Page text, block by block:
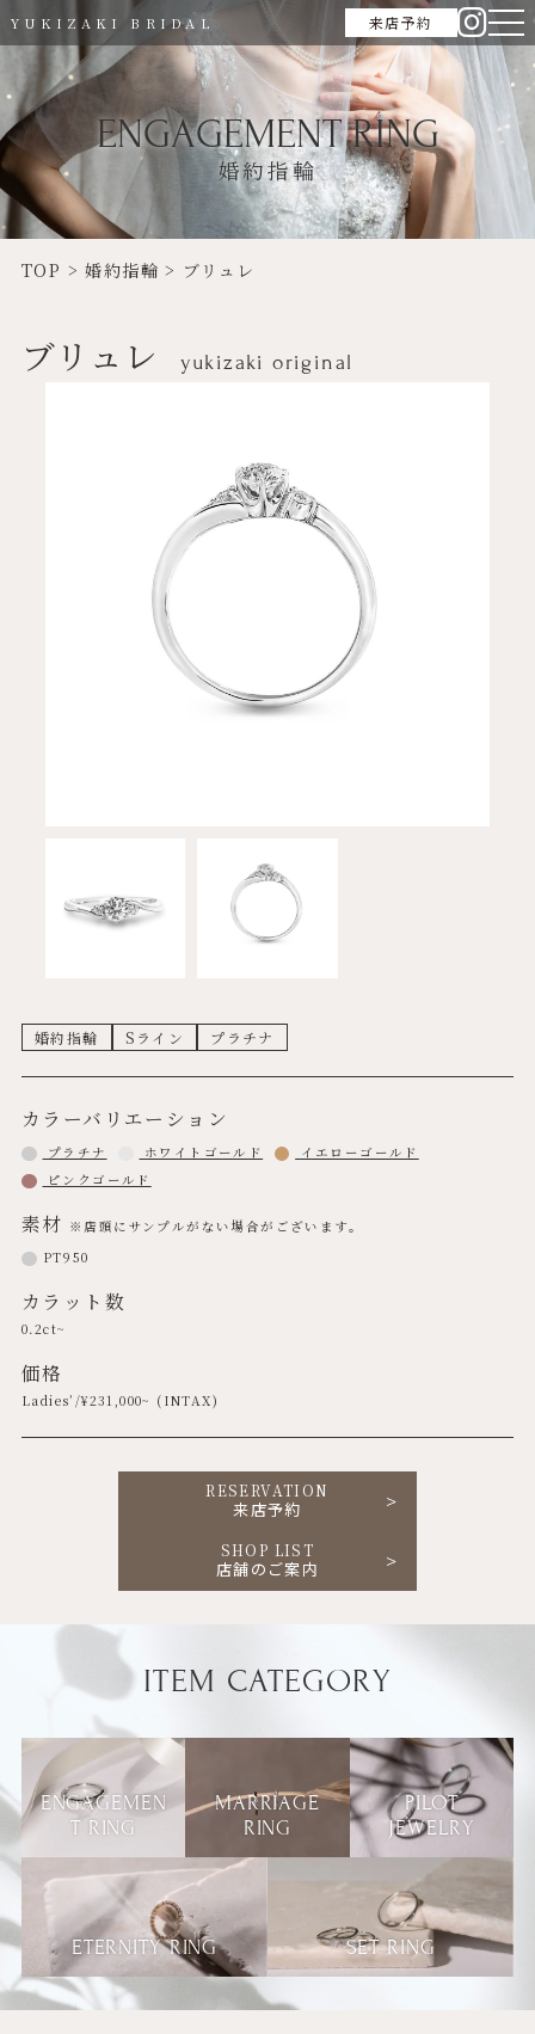
YUKIZAKI BRIDAL 来店予約
ENGAGEMENT RING
婚約指輪
TOP >婚約指輪 > ブリュレ
ブリュレ yukizaki original
婚約指輪 Sライン プラチナ
カラーバリエーション
プラチナ ホワイトゴールド
イエローゴールド
ピンクゴールド
素材 ※店頭にサンプルがない場合がございます。
PT950
カラット数
0.2ct~
価格
Ladies’/¥231,000~ (INTAX)
RESERVATION
来店予約
SHOP LIST
店舗のご案内
ITEM CATEGORY
ENGAGEMEN
T RING
MARRIAGE
RING
PILOT
JEWELRY
ETERNITY RING SET RING